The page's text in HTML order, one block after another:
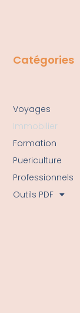
Catégories
Voyages
Immobilier
Formation
Puericulture
Professionnels
Outils PDF